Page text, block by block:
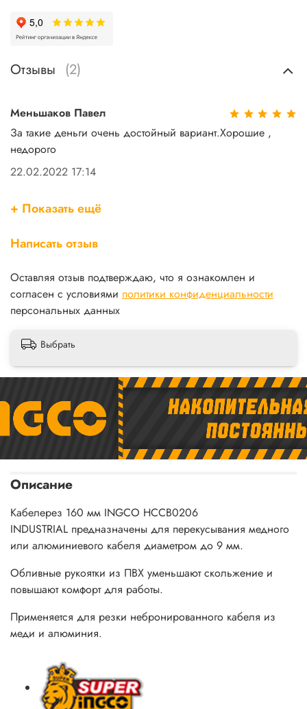
Отзывы (2)
Меньшаков Павел
За такие деньги очень достойный вариант.Хорошие ,
недорого
22.02.2022 17:14
+ Показать ещё
Написать отзыв
Оставляя отзыв подтверждаю, что я ознакомлен и
согласен с условиями политики конфиденциальности
персональных данных
Выбрать
Описание
Кабелерез 160 мм INGCO HCCB0206
INDUSTRIAL предназначены для перекусывания медного
или алюминиевого кабеля диаметром до 9 мм.
Обливные рукоятки из ПВХ уменьшают скольжение и
повышают комфорт для работы.
Применяется для резки небронированного кабеля из
меди и алюминия.